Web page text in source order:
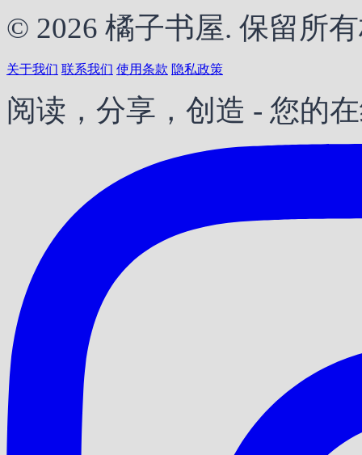
© 2026 橘子书屋. 保留所
关于我们 联系我们 使用条款 隐私政策
阅读，分享，创造 - 您的